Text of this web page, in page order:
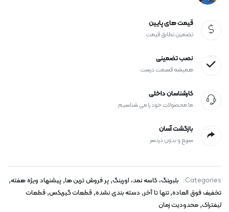
قیمت های پایین
تضمین تطابق قیمت
نصب تضمینی
همیشه قسمت درست
کارشناسان داخلی
ما محصولات خود را می شناسیم
بازگشت آسان
سریع و بدون دردسر
Categories: بلبرینگ، کاسه نمد، اورینگ, پر فروش ترین ها,پیشنهاد ویژه هفته,
تخفیف فوق العاده,تنها تا آخر, دسته بندی نشده, قطعات گیربکس,قطعات
لیفتراک, محدودیت زمان